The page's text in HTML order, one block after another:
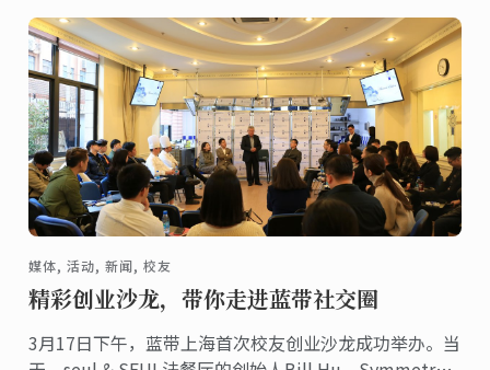
媒体, 活动, 新闻, 校友
精彩创业沙龙，带你走进蓝带社交圈
3月17日下午，蓝带上海首次校友创业沙龙成功举办。当